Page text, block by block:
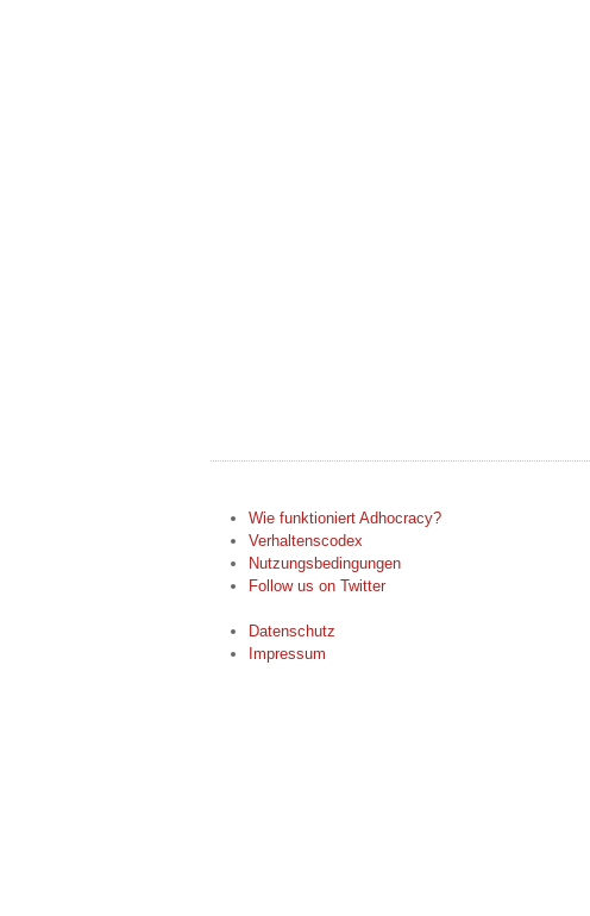
Wie funktioniert Adhocracy?
Verhaltenscodex
Nutzungsbedingungen
Follow us on Twitter
Datenschutz
Impressum